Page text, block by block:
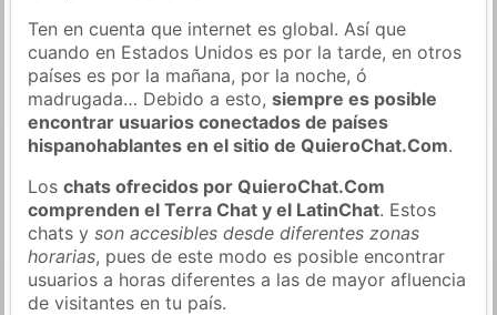
Ten en cuenta que internet es global. Así que
cuando en Estados Unidos es por la tarde, en otros
países es por la mañana, por la noche, ó
madrugada… Debido a esto,siempre es posible
encontrar usuarios conectados de países
hispanohablantes en el sitio de QuieroChat.Com.
Loschats ofrecidos por QuieroChat.Com
comprenden el Terra Chat y el LatinChat. Estos
chats yson accesibles desde diferentes zonas
horarias, pues de este modo es posible encontrar
usuarios a horas diferentes a las de mayor afluencia
de visitantes en tu país.